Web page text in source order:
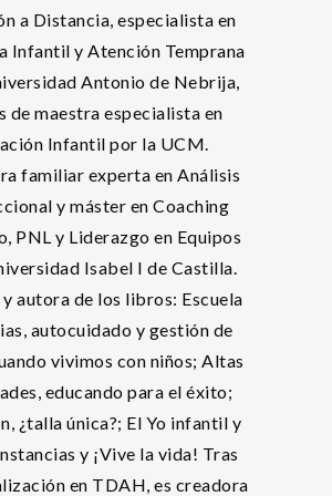
a Distancia, especialista en
Infantil y Atención Temprana
Antonio de Nebrija,
de maestra especialista en
Infantil por la UCM.
familiar experta en Análisis
y máster en Coaching
PNL y Liderazgo en Equipos
Isabel I de Castilla.
autora de los libros: Escuela
autocuidado y gestión de
vivimos con niños; Altas
educando para el éxito;
¿talla única?; El Yo infantil y
y ¡Vive la vida! Tras
en TDAH, es creadora